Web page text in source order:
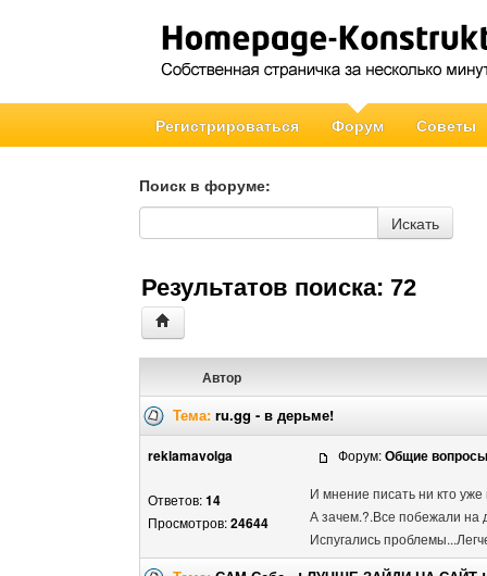
Регистрироваться Форум Советы
Поиск в форуме:
Поиск в форуме
Искать
Результатов поиска: 72
Автор
Тема: ru.gg - в дерьме!
reklamavolga
Ответов:14
Просмотров:24644
Форум:Общие вопросы
И мнение писать ни кто уже
А зачем.?.Все побежали на
Испугались